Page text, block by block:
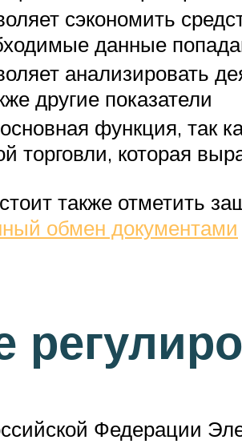
сэкономить
данные
анализировать
другие показатели
функция, так
торговли, которая
также отметить
обмен документами
Федерации